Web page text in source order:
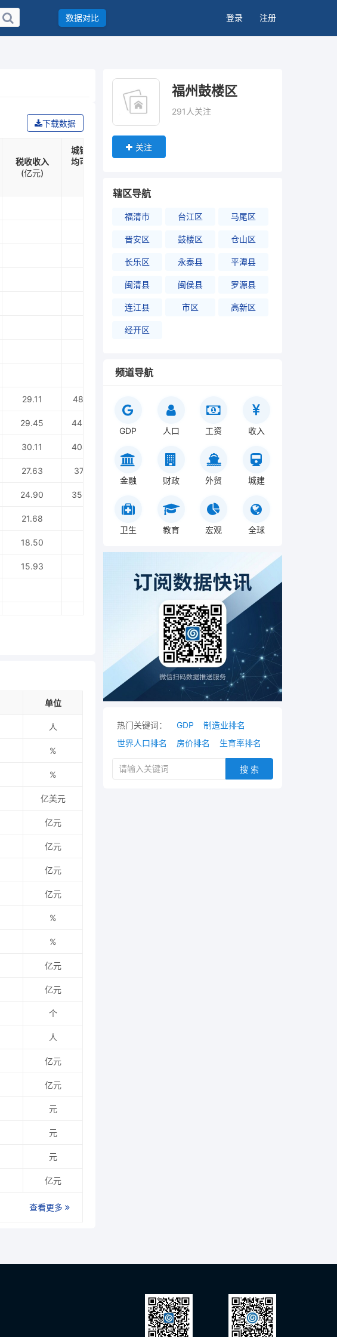
数据对比 登录 注册
下载数据
税收收入
(亿元)
城镇居民人
均可支配收
普通小学在
29.11 48091.00
29.45 44364.00
30.11 40835.00
27.63 37617.78
24.90 35686.00
21.68 46750.00 8543.00
18.50
15.93
单位
人
%
%
亿美元
亿元
亿元
亿元
亿元
%
%
亿元
亿元
个
人
亿元
亿元
元
元
元
亿元
查看更多
福州鼓楼区
291人关注
关注
辖区导航
福清市 台江区 马尾区
晋安区 鼓楼区 仓山区
长乐区 永泰县 平潭县
闽清县 闽侯县 罗源县
连江县 市区 高新区
经开区
频道导航
GDP 人口 工资 收入
金融 财政 外贸 城建
卫生 教育 宏观 全球
热门关键词： GDP
制造业排名
世界人口排名
房价排名 生育率排名
搜 索